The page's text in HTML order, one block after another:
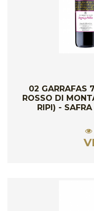
02 GARRAFAS
ROSSO DI
RIPI) -